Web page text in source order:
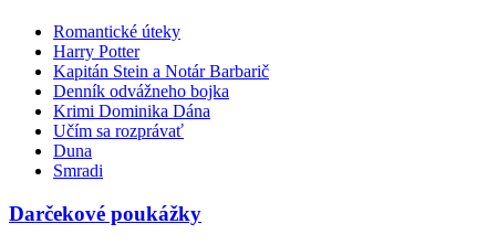
Romantické úteky
Harry Potter
Kapitán Stein a Notár Barbarič
Denník odvážneho bojka
Krimi Dominika Dána
Učím sa rozprávať
Duna
Smradi
Darčekové poukážky